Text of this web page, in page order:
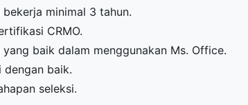
minimal 3 tahun.
CRMO.
baik dalam menggunakan Ms. Office.
dengan baik.
seleksi.